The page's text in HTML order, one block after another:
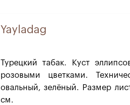
Yayladag
Турецкий табак. Куст
розовыми цветками.
овальный, зелёный. Размер
см.